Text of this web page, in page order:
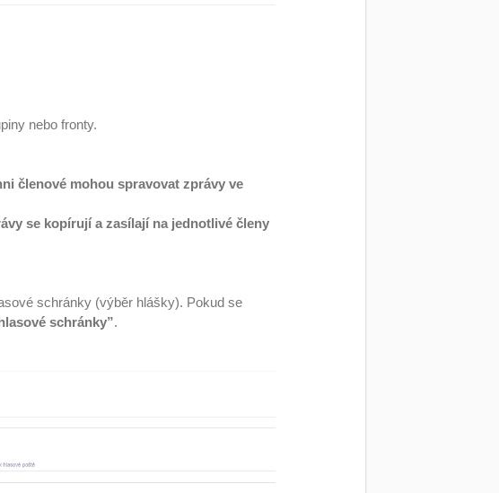
nebo fronty.
členové mohou spravovat zprávy ve
se kopírují a zasílají na jednotlivé členy
schránky (výběr hlášky). Pokud se
schránky”.